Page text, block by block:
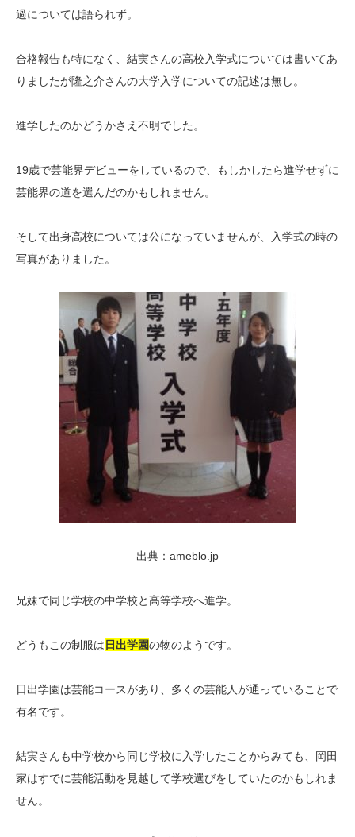
過については語られず。
合格報告も特になく、結実さんの高校入学式については書いてあ
りましたが隆之介さんの大学入学についての記述は無し。
進学したのかどうかさえ不明でした。
19歳で芸能界デビューをしているので、もしかしたら進学せずに
芸能界の道を選んだのかもしれません。
そして出身高校については公になっていませんが、入学式の時の
写真がありました。
出典：ameblo.jp
兄妹で同じ学校の中学校と高等学校へ進学。
どうもこの制服は 日出学園の物のようです。
日出学園は芸能コースがあり、多くの芸能人が通っていることで
有名です。
結実さんも中学校から同じ学校に入学したことからみても、岡田
家はすでに芸能活動を見越して学校選びをしていたのかもしれま
せん。